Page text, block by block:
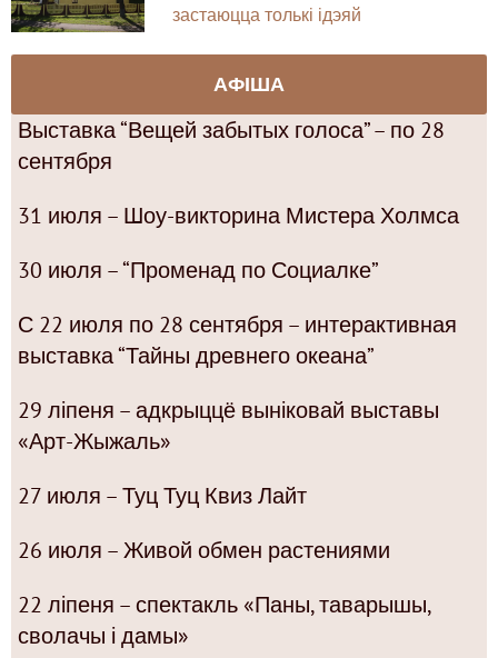
застаюцца толькі ідэяй
АФІША
Выставка “Вещей забытых голоса” – по 28
сентября
31 июля – Шоу-викторина Мистера Холмса
30 июля – “Променад по Социалке”
С 22 июля по 28 сентября – интерактивная
выставка “Тайны древнего океана”
29 ліпеня – адкрыццё выніковай выставы
«Арт-Жыжаль»
27 июля – Туц Туц Квиз Лайт
26 июля – Живой обмен растениями
22 ліпеня – спектакль «Паны, таварышы,
сволачы і дамы»